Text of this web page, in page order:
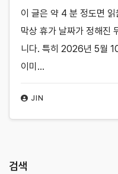
JIN
이 글은 약 4 분 정도면
막상 휴가 날짜가 정해진
니다. 특히 2026년 5월
이미…
검색